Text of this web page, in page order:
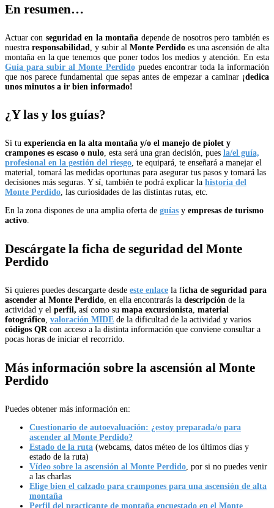
En resumen…
Actuar con seguridad en la montaña depende de nosotros pero también es
nuestra responsabilidad , y subir al Monte Perdido es una ascensión de alta
montaña en la que tenemos que poner todos los medios y atención. En esta
Guía para subir al Monte Perdidopuedes encontrar toda la información
que nos parece fundamental que sepas antes de empezar a caminar ¡dedica
unos minutos a ir bien informado!
¿Y las y los guías?
Si tu experiencia en la alta montaña y/o el manejo de piolet y
crampones es escaso o nulo, esta será una gran decisión, pues la/el guía,
profesional en la gestión del riesgo, te equipará, te enseñará a manejar el
material, tomará las medidas oportunas para asegurar tus pasos y tomará las
decisiones más seguras. Y sí, también te podrá explicar la historia del
Monte Perdido, las curiosidades de las distintas rutas, etc.
En la zona dispones de una amplia oferta de guías y empresas de turismo
activo.
Descárgate la ficha de seguridad del Monte
Perdido
Si quieres puedes descargarte desde este enlace la ficha de seguridad para
ascender al Monte Perdido, en ella encontrarás la descripción de la
actividad y el perfil, así como su mapa excursionista, material
fotográfico, valoración MIDE de la dificultad de la actividad y varios
códigos QRcon acceso a la distinta información que conviene consultar a
pocas horas de iniciar el recorrido.
Más información sobre la ascensión al Monte
Perdido
Puedes obtener más información en:
Cuestionario de autoevaluación: ¿estoy preparada/o para
ascender al Monte Perdido?
Estado de la ruta (webcams, datos méteo de los últimos días y
estado de la ruta)
Vídeo sobre la ascensión al Monte Perdido, por si no puedes venir
a las charlas
Elige bien el calzado para crampones para una ascensión de alta
montaña
Perfil del practicante de montaña encuestado en el Monte